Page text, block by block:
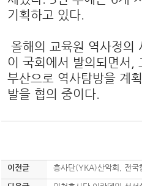
기획하고 있다.
올해의 교육원 역사정의
이 국회에서 발의되면서,
부산으로 역사탐방을 계
발을 협의 중이다.
이전글 흥사단(YKA)산악회, 전국